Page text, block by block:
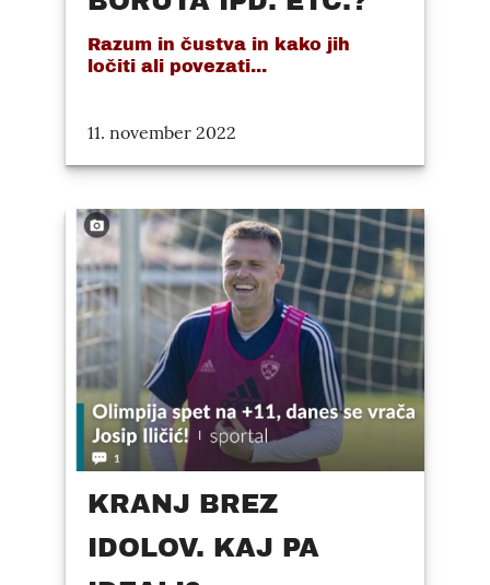
Razum in čustva in kako jih
ločiti ali povezati...
11. november 2022
KRANJ BREZ
IDOLOV. KAJ PA